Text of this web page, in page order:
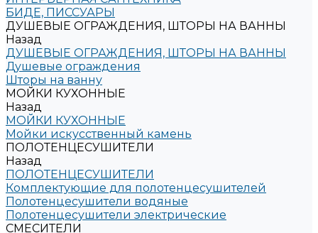
БИДЕ, ПИССУАРЫ
ДУШЕВЫЕ ОГРАЖДЕНИЯ, ШТОРЫ НА ВАННЫ
Назад
ДУШЕВЫЕ ОГРАЖДЕНИЯ, ШТОРЫ НА ВАННЫ
Душевые ограждения
Шторы на ванну
МОЙКИ КУХОННЫЕ
Назад
МОЙКИ КУХОННЫЕ
Мойки искусственный камень
ПОЛОТЕНЦЕСУШИТЕЛИ
Назад
ПОЛОТЕНЦЕСУШИТЕЛИ
Комплектующие для полотенцесушителей
Полотенцесушители водяные
Полотенцесушители электрические
СМЕСИТЕЛИ